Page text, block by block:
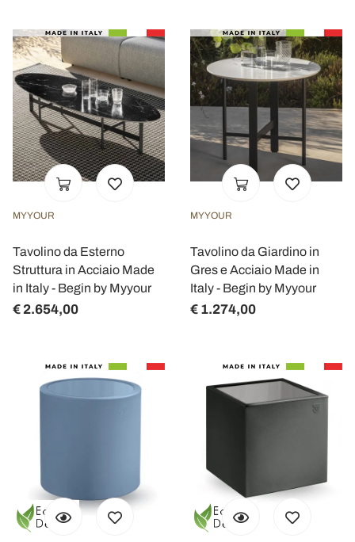
MYYOUR
Tavolino da Esterno
Struttura in Acciaio Made
in Italy - Begin by Myyour
€ 2.654,00
MYYOUR
Tavolino da Giardino in
Gres e Acciaio Made in
Italy - Begin by Myyour
€ 1.274,00